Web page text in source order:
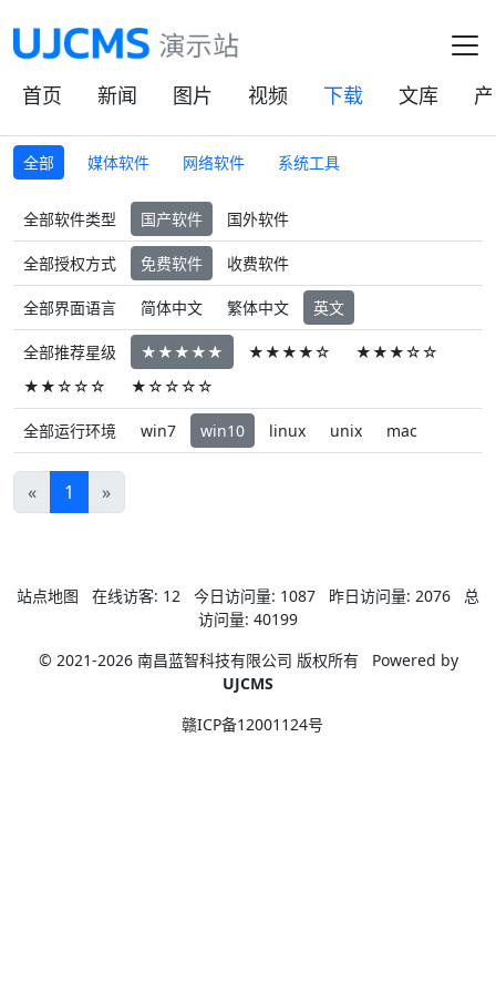
首页 新闻 图片 视频 下载 文库
全部 媒体软件 网络软件 系统工具
全部软件类型 国产软件 国外软件
全部授权方式 免费软件 收费软件
全部界面语言 简体中文 繁体中文 英文
全部推荐星级 ★★★★★ ★★★★☆
★★★☆☆
★★☆☆☆
★☆☆☆☆
全部运行环境 win7 win10 linux unix mac
« 1 »
站点地图 在线访客: 12 今日访问量: 1087 昨日访问量: 2076
总
访问量: 40199
© 2021-2026 南昌蓝智科技有限公司 版权所有
Powered by
UJCMS
赣ICP备12001124号